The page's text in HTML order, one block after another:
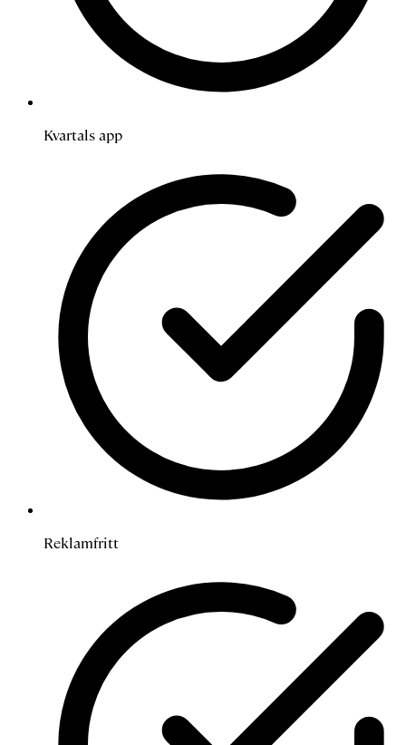
Kvartals app
Reklamfritt